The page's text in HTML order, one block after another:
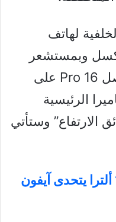
لهاتف
وبمستشعر
من نوع 1/1.3″، بينما سيحصل 16 Pro على
الرئيسية
الارتفاع” وستأتي
هاتف شاومي 16 ألترا يتحدى آيفون